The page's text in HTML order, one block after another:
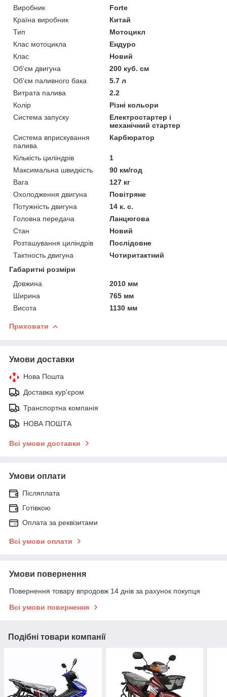
Виробник
Forte
Країна виробник
Китай
Тип
Мотоцикл
Клас мотоцикла
Ендуро
Клас
Новий
Об'єм двигуна
200 куб. см
Об'єм паливного бака
5.7 л
Витрата палива
2.2
Колір
Різні кольори
Система запуску
Електростартер і
механічний стартер
Система вприскування
палива
Карбюратор
Кількість циліндрів
1
Максимальна швидкість
90 км/год
Вага
127 кг
Охолодження двигуна
Повітряне
Потужність двигуна
14 к. с.
Головна передача
Ланцюгова
Стан
Новий
Розташування циліндрів
Послідовне
Тактность двигуна
Чотиритактний
Габаритні розміри
Довжина
2010 мм
Ширина
765 мм
Висота
1130 мм
Приховати
Умови доставки
Нова Пошта
Доставка кур'єром
Транспортна компанія
НОВА ПОШТА
Всі умови доставки
Умови оплати
Післяплата
Готівкою
Оплата за реквізитами
Всі умови оплати
Умови повернення
Повернення товару впродовж 14 днів за рахунок покупця
Всі умови повернення
Подібні товари компанії